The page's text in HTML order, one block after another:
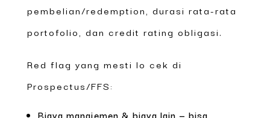
pembelian/redemption, durasi rata-rata
portofolio, dan credit rating obligasi.
Red flag yang mesti lo cek di
Prospectus/FFS:
Biaya manajemen & biaya lain — bisa